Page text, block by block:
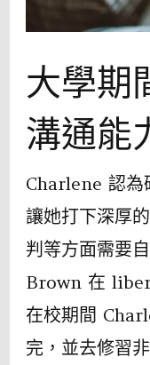
大學期
溝通能
Charlene 認為
讓她打下深厚
判等方面需要
Brown 在
在校期間
完，並去修習